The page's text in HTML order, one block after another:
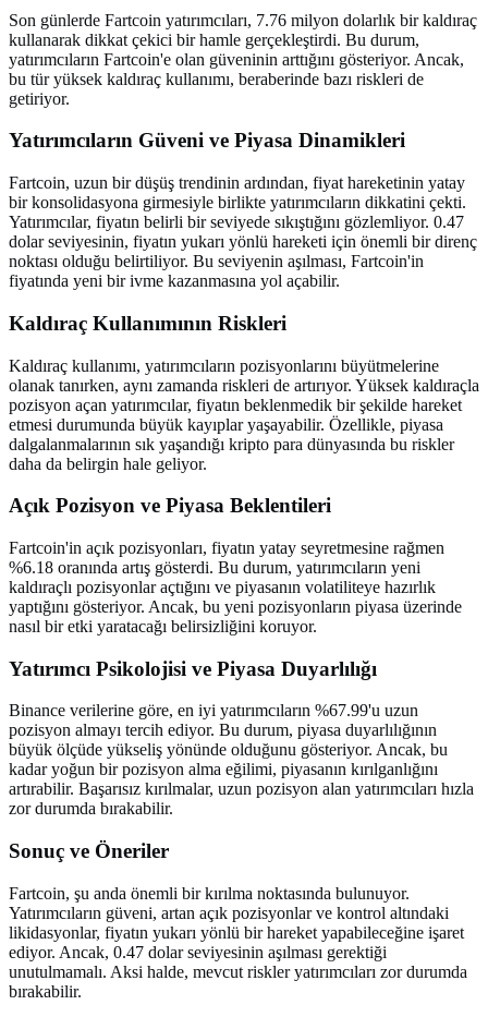
Son günlerde Fartcoin yatırımcıları, 7.76 milyon dolarlık bir kaldıraç
kullanarak dikkat çekici bir hamle gerçekleştirdi. Bu durum,
yatırımcıların Fartcoin'e olan güveninin arttığını gösteriyor. Ancak,
bu tür yüksek kaldıraç kullanımı, beraberinde bazı riskleri de
getiriyor.
Yatırımcıların Güveni ve Piyasa Dinamikleri
Fartcoin, uzun bir düşüş trendinin ardından, fiyat hareketinin yatay
bir konsolidasyona girmesiyle birlikte yatırımcıların dikkatini çekti.
Yatırımcılar, fiyatın belirli bir seviyede sıkıştığını gözlemliyor. 0.47
dolar seviyesinin, fiyatın yukarı yönlü hareketi için önemli bir direnç
noktası olduğu belirtiliyor. Bu seviyenin aşılması, Fartcoin'in
fiyatında yeni bir ivme kazanmasına yol açabilir.
Kaldıraç Kullanımının Riskleri
Kaldıraç kullanımı, yatırımcıların pozisyonlarını büyütmelerine
olanak tanırken, aynı zamanda riskleri de artırıyor. Yüksek kaldıraçla
pozisyon açan yatırımcılar, fiyatın beklenmedik bir şekilde hareket
etmesi durumunda büyük kayıplar yaşayabilir. Özellikle, piyasa
dalgalanmalarının sık yaşandığı kripto para dünyasında bu riskler
daha da belirgin hale geliyor.
Açık Pozisyon ve Piyasa Beklentileri
Fartcoin'in açık pozisyonları, fiyatın yatay seyretmesine rağmen
%6.18 oranında artış gösterdi. Bu durum, yatırımcıların yeni
kaldıraçlı pozisyonlar açtığını ve piyasanın volatiliteye hazırlık
yaptığını gösteriyor. Ancak, bu yeni pozisyonların piyasa üzerinde
nasıl bir etki yaratacağı belirsizliğini koruyor.
Yatırımcı Psikolojisi ve Piyasa Duyarlılığı
Binance verilerine göre, en iyi yatırımcıların %67.99'u uzun
pozisyon almayı tercih ediyor. Bu durum, piyasa duyarlılığının
büyük ölçüde yükseliş yönünde olduğunu gösteriyor. Ancak, bu
kadar yoğun bir pozisyon alma eğilimi, piyasanın kırılganlığını
artırabilir. Başarısız kırılmalar, uzun pozisyon alan yatırımcıları hızla
zor durumda bırakabilir.
Sonuç ve Öneriler
Fartcoin, şu anda önemli bir kırılma noktasında bulunuyor.
Yatırımcıların güveni, artan açık pozisyonlar ve kontrol altındaki
likidasyonlar, fiyatın yukarı yönlü bir hareket yapabileceğine işaret
ediyor. Ancak, 0.47 dolar seviyesinin aşılması gerektiği
unutulmamalı. Aksi halde, mevcut riskler yatırımcıları zor durumda
bırakabilir.